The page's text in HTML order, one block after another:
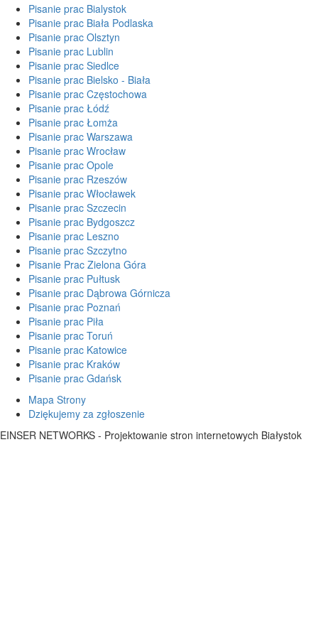
Pisanie prac Bialystok
Pisanie prac Biała Podlaska
Pisanie prac Olsztyn
Pisanie prac Lublin
Pisanie prac Siedlce
Pisanie prac Bielsko - Biała
Pisanie prac Częstochowa
Pisanie prac Łódź
Pisanie prac Łomża
Pisanie prac Warszawa
Pisanie prac Wrocław
Pisanie prac Opole
Pisanie prac Rzeszów
Pisanie prac Włocławek
Pisanie prac Szczecin
Pisanie prac Bydgoszcz
Pisanie prac Leszno
Pisanie prac Szczytno
Pisanie Prac Zielona Góra
Pisanie prac Pułtusk
Pisanie prac Dąbrowa Górnicza
Pisanie prac Poznań
Pisanie prac Piła
Pisanie prac Toruń
Pisanie prac Katowice
Pisanie prac Kraków
Pisanie prac Gdańsk
Mapa Strony
Dziękujemy za zgłoszenie
EINSER NETWORKS - Projektowanie stron internetowych Białystok